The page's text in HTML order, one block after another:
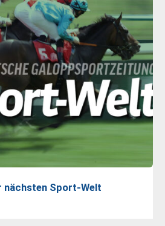
nächsten Sport-Welt